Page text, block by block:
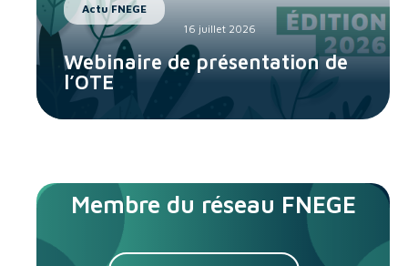
Actu FNEGE
16 juillet 2026
Webinaire de présentation de
l’OTE
Membre du réseau FNEGE